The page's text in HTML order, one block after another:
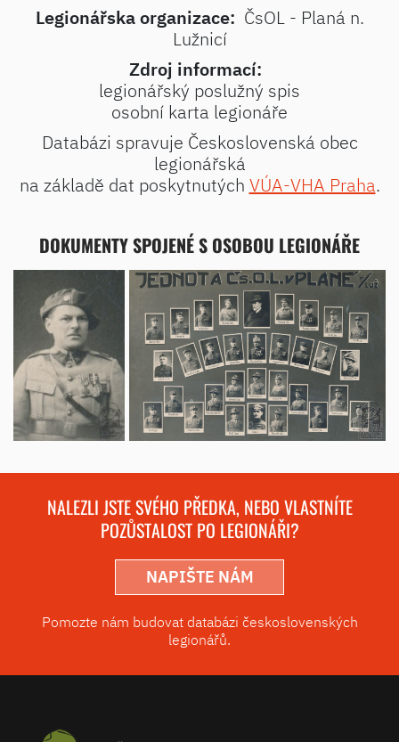
Legionářska organizace: ČsOL - Planá n.
Lužnicí
Zdroj informací:
legionářský poslužný spis
osobní karta legionáře
Databázi spravuje Československá obec
legionářská
na základě dat poskytnutých VÚA-VHA Praha.
DOKUMENTY SPOJENÉ S OSOBOU LEGIONÁŘE
NALEZLI JSTE SVÉHO PŘEDKA, NEBO VLASTNÍTE
POZŮSTALOST PO LEGIONÁŘI?
NAPIŠTE NÁM
Pomozte nám budovat databázi československých
legionářů.